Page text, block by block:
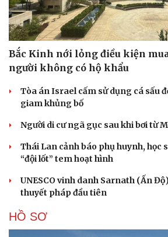
Cải chính
Bắc Kinh nới lỏng điều kiện
người không có hộ khẩu
Tòa án Israel cấm sử dụng cá sấu
giam khủng bố
Người di cư ngã gục sau khi bơi từ
Thái Lan cảnh báo phụ huynh, học
“đội lốt” tem hoạt hình
UNESCO vinh danh Sarnath (Ấn
thuyết pháp đầu tiên
HỒ SƠ